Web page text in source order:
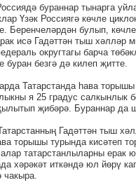
бураннар тынарга
Үзәк Россиягә көчле
Беренчеләрдән булып,
исә Гадәттән тыш хәлләр
округтагы барча
буран безгә дә килеп җитте.
Татарстанда һава
я 25 градус салкынлык
җибәрә. Бураннар да
Гадәттән тыш
торышы турында кисәтеп
татарстанлыларны ерак
хәрәкәт иткәндә юл йөрү
чакыра.